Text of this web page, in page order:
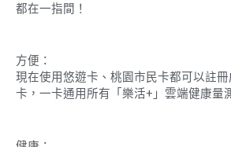
都在一指間！
方便：
現在使用悠遊卡、桃園市民卡都可以註
卡，一卡通用所有「樂活+」雲端健康量